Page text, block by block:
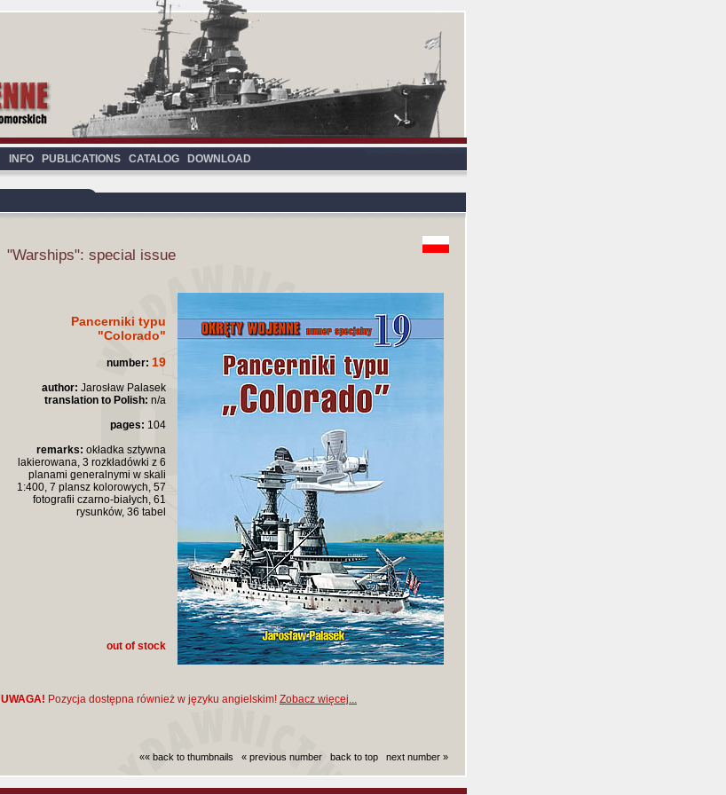
INFO PUBLICATIONS CATALOG DOWNLOAD
"Warships": special issue
Pancerniki typu
"Colorado"
number: 19
author: Jarosław Palasek
translation to Polish: n/a
pages: 104
remarks: okładka sztywna
lakierowana, 3 rozkładówki z 6
planami generalnymi w skali
1:400, 7 plansz kolorowych, 57
fotografii czarno-białych, 61
rysunków, 36 tabel
out of stock
UWAGA! Pozycja dostępna również w języku angielskim! Zobacz więcej...
«« back to thumbnails « previous number back to top next number »